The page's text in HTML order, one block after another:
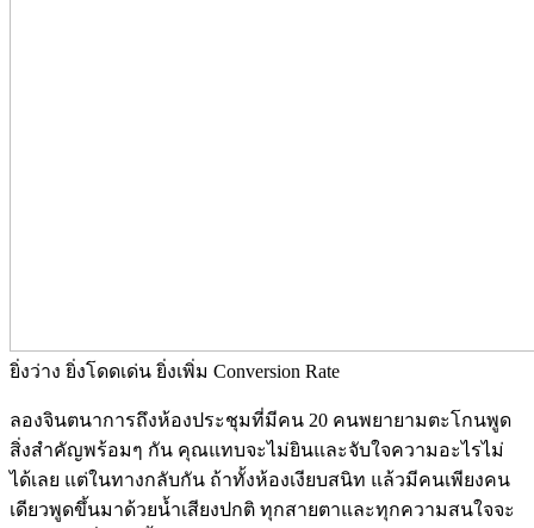
ยิ่งว่าง ยิ่งโดดเด่น ยิ่งเพิ่ม Conversion Rate
ลองจินตนาการถึงห้องประชุมที่มีคน 20 คนพยายามตะโกนพูด
สิ่งสำคัญพร้อมๆ กัน คุณแทบจะไม่ยินและจับใจความอะไรไม่
ได้เลย แต่ในทางกลับกัน ถ้าทั้งห้องเงียบสนิท แล้วมีคนเพียงคน
เดียวพูดขึ้นมาด้วยน้ำเสียงปกติ ทุกสายตาและทุกความสนใจจะ